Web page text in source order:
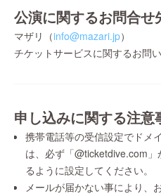
公演に関するお問合せ
マザリ（info@mazari.jp）
チケットサービスに関するお問
申し込みに関する注意
携帯電話等の受信設定でドメ
は、必ず「@ticketdive.com
るように設定してください。
メールが届かない事により、